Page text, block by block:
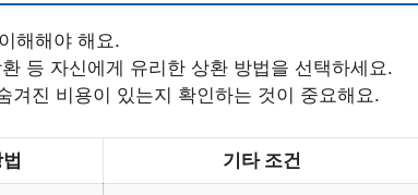
해해야 해요.
등 자신에게 유리한 상환 방법을 선택하세요.
겨진 비용이 있는지 확인하는 것이 중요해요.
기타 조건